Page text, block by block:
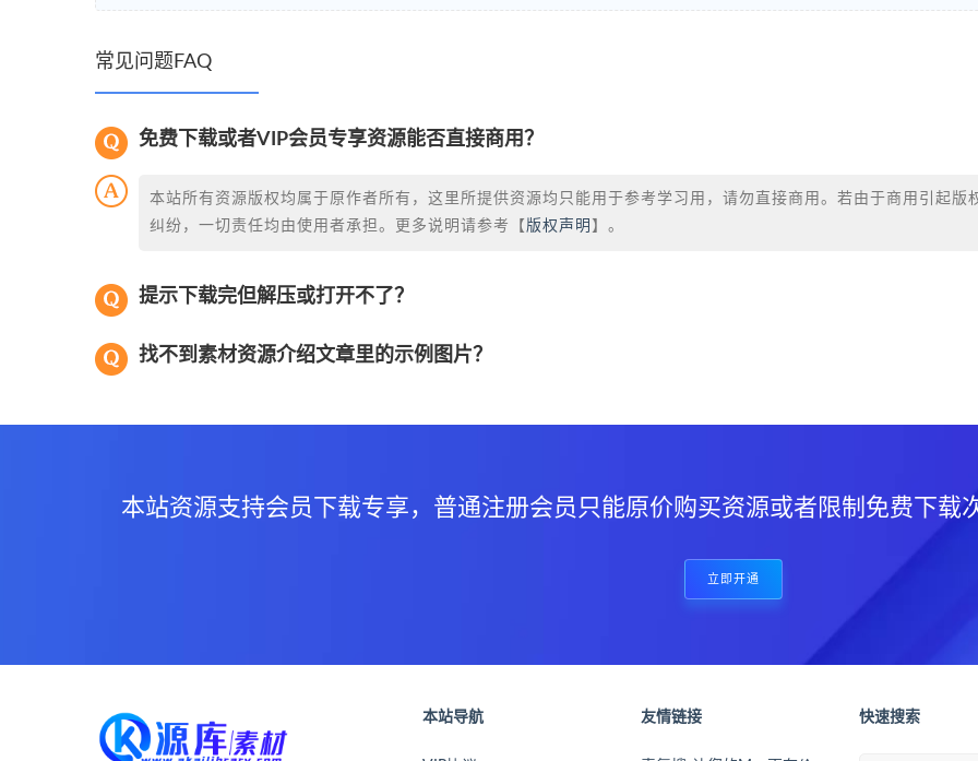
常见问题FAQ
免费下载或者VIP会员专享资源能否直接商用？
本站所有资源版权均属于原作者所有，这里所提供资源均只能用于参考学习用，请勿直接商用。若由于商用引起版
纠纷，一切责任均由使用者承担。更多说明请参考【 版权声明 】。
提示下载完但解压或打开不了？
找不到素材资源介绍文章里的示例图片？
本站资源支持会员下载专享，普通注册会员只能原价购买资源或者限制免费下载
立即开通
本站导航 友情链接 快速搜索